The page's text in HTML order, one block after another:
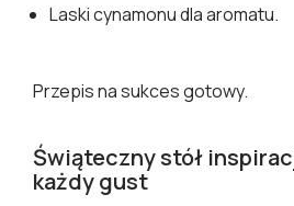
Laski cynamonu dla aromatu.
Przepis na sukces gotowy.
Świąteczny stół
każdy gust